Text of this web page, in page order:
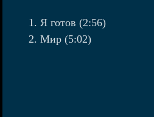
Я готов (2:56)
Мир (5:02)